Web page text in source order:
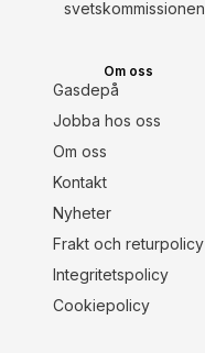
Om oss
Gasdepå
Jobba hos oss
Om oss
Kontakt
Nyheter
Frakt och returpolicy
Integritetspolicy
Cookiepolicy